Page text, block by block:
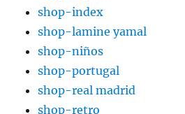
shop-index
shop-lamine yamal
shop-niños
shop-portugal
shop-real madrid
shop-retro